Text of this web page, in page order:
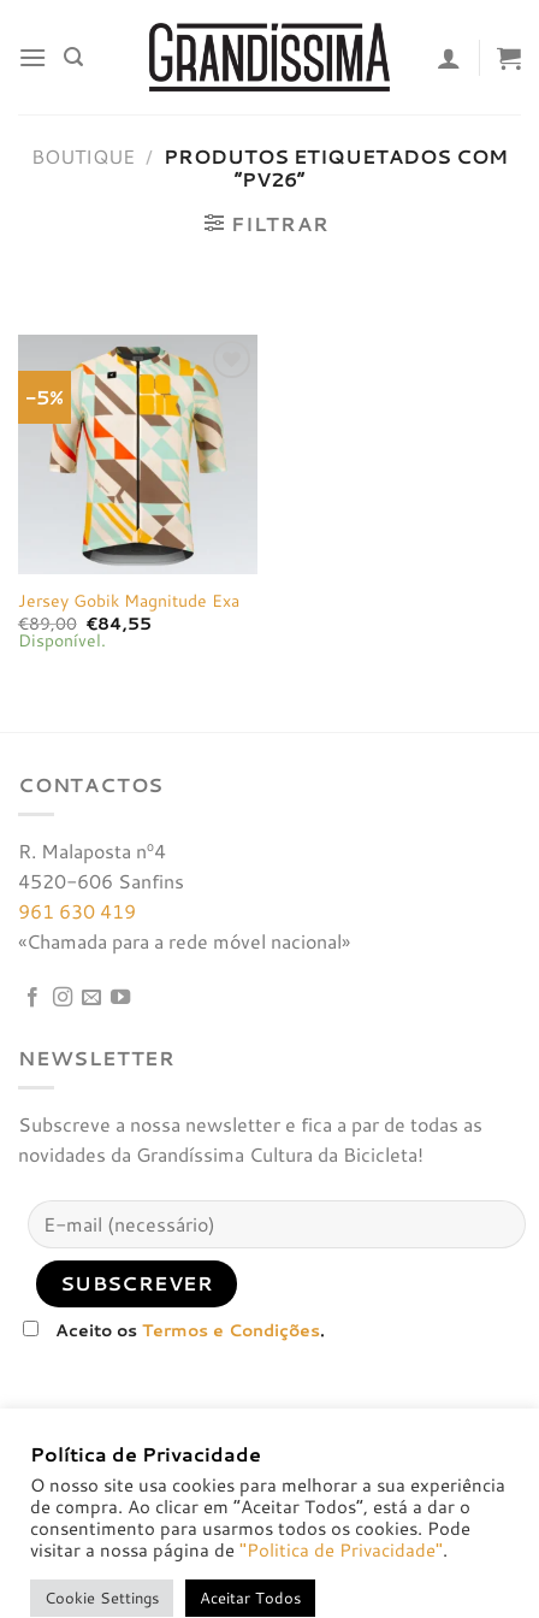
content
BOUTIQUE / PRODUTOS ETIQUETADOS COM
“PV26”
FILTRAR
-5%
Adicionar
à lista de
desejos
Jersey Gobik Magnitude Exa
€89,00 O
preço
original
€84,55O
Disponível.
CONTACTOS
R. Malaposta nº4
4520-606 Sanfins
961 630 419
«Chamada para a rede móvel nacional»
NEWSLETTER
Subscreve a nossa newsletter e fica a par de todas as
novidades da Grandíssima Cultura da Bicicleta!
Aceito osTermos e Condições.
POLÍTICAS DE TROCA E DEVOLUÇÃO
Política de Privacidade
O nosso site usa cookies para melhorar a sua experiência
de compra. Ao clicar em “Aceitar Todos”, está a dar o
consentimento para usarmos todos os cookies. Pode
visitar a nossa página de"Politica de Privacidade".
Cookie Settings Aceitar Todos